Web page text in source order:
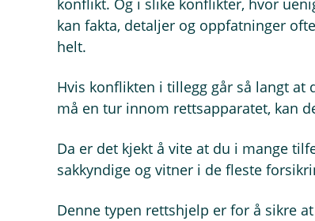
konflikt. Og i slike konflikter, hvor
kan fakta, detaljer og oppfatninger
helt.
Hvis konflikten i tillegg går så langt at
må en tur innom rettsapparatet, kan
Da er det kjekt å vite at du i mange
sakkyndige og vitner i de fleste
Denne typen rettshjelp er for å sikre